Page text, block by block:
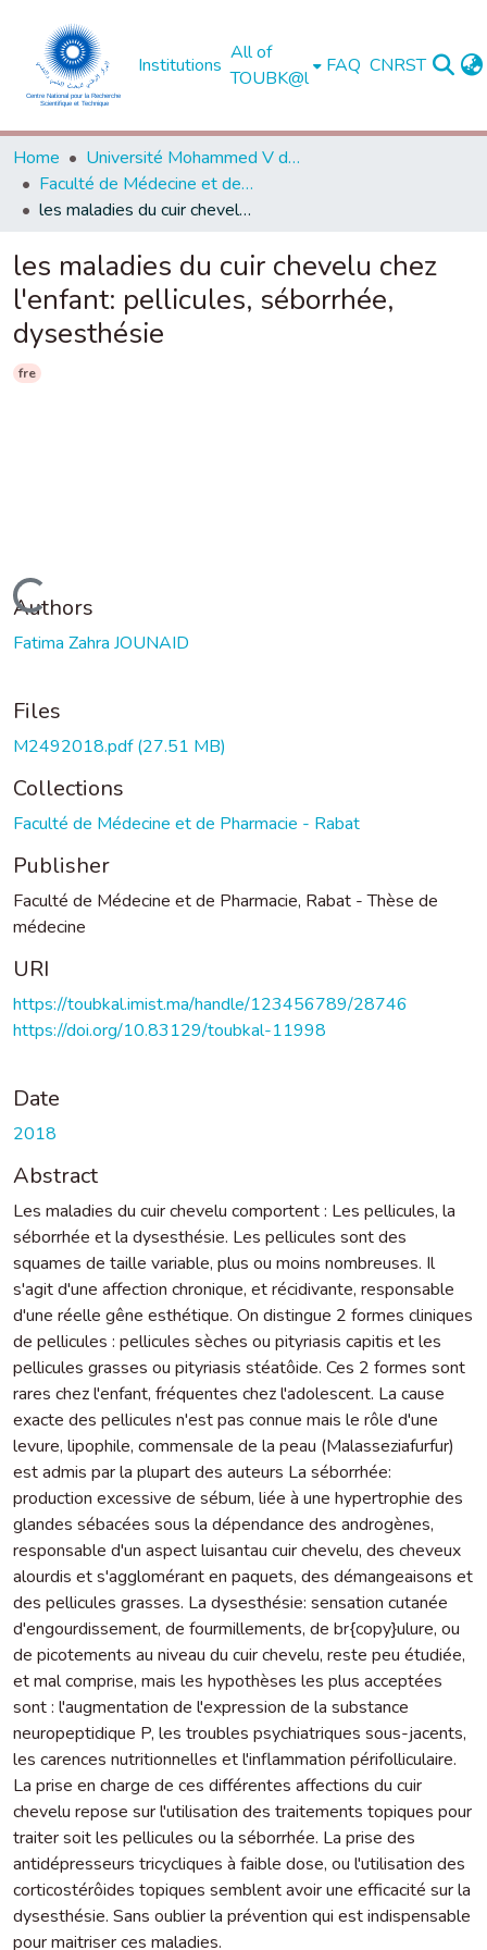
Institutions
All of
TOUBK@l
FAQ CNRST
Home
Université Mohammed V de Rabat
Faculté de Médecine et de Pharmacie - Rabat
les maladies du cuir chevelu chez l'enfant: pellicules, séborrhée, dysesthésie
les maladies du cuir chevelu chez
l'enfant: pellicules, séborrhée,
dysesthésie
fre
Loading...
Authors
Fatima Zahra JOUNAID
Files
M2492018.pdf(27.51 MB)
Collections
Faculté de Médecine et de Pharmacie - Rabat
Publisher
Faculté de Médecine et de Pharmacie, Rabat - Thèse de
médecine
URI
https://toubkal.imist.ma/handle/123456789/28746
https://doi.org/10.83129/toubkal-11998
Date
2018
Abstract
Les maladies du cuir chevelu comportent : Les pellicules, la
séborrhée et la dysesthésie. Les pellicules sont des
squames de taille variable, plus ou moins nombreuses. Il
s'agit d'une affection chronique, et récidivante, responsable
d'une réelle gêne esthétique. On distingue 2 formes cliniques
de pellicules : pellicules sèches ou pityriasis capitis et les
pellicules grasses ou pityriasis stéatôide. Ces 2 formes sont
rares chez l'enfant, fréquentes chez l'adolescent. La cause
exacte des pellicules n'est pas connue mais le rôle d'une
levure, lipophile, commensale de la peau (Malasseziafurfur)
est admis par la plupart des auteurs La séborrhée:
production excessive de sébum, liée à une hypertrophie des
glandes sébacées sous la dépendance des androgènes,
responsable d'un aspect luisantau cuir chevelu, des cheveux
alourdis et s'agglomérant en paquets, des démangeaisons et
des pellicules grasses. La dysesthésie: sensation cutanée
d'engourdissement, de fourmillements, de br{copy}ulure, ou
de picotements au niveau du cuir chevelu, reste peu étudiée,
et mal comprise, mais les hypothèses les plus acceptées
sont : l'augmentation de l'expression de la substance
neuropeptidique P, les troubles psychiatriques sous-jacents,
les carences nutritionnelles et l'inflammation périfolliculaire.
La prise en charge de ces différentes affections du cuir
chevelu repose sur l'utilisation des traitements topiques pour
traiter soit les pellicules ou la séborrhée. La prise des
antidépresseurs tricycliques à faible dose, ou l'utilisation des
corticostérôides topiques semblent avoir une efficacité sur la
dysesthésie. Sans oublier la prévention qui est indispensable
pour maitriser ces maladies.